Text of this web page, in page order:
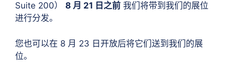
Suite 200） 8 月 21 日之前 我们将带到我们的展位
进行分发。
您也可以在 8 月 23 日开放后将它们送到我们的展
位。